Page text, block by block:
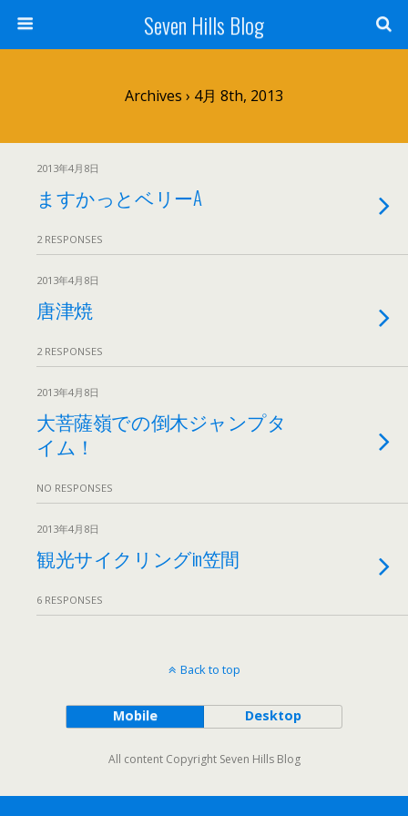
Seven Hills Blog
Archives › 4月 8th, 2013
2013年4月8日
ますかっとベリーA
2 RESPONSES
2013年4月8日
唐津焼
2 RESPONSES
2013年4月8日
大菩薩嶺での倒木ジャンプタ
イム！
NO RESPONSES
2013年4月8日
観光サイクリングin笠間
6 RESPONSES
Back to top
Mobile Desktop
All content Copyright Seven Hills Blog